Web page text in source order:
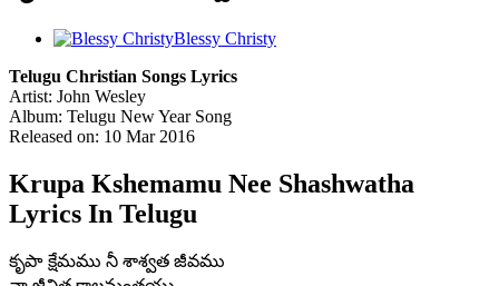
Blessy Christy
Telugu Christian Songs Lyrics
Artist: John Wesley
Album: Telugu New Year Song
Released on: 10 Mar 2016
Krupa Kshemamu Nee Shashwatha
Lyrics In Telugu
కృపా క్షేమము నీ శాశ్వత జీవము